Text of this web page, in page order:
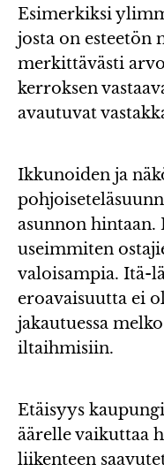
Esimerkiksi
josta on esteetön
merkittävästi
kerroksen
avautuvat
Ikkunoiden ja
asunnon hintaan.
useimmiten
valoisampia. Itä-
eroavaisuutta ei
jakautuessa
iltaihmisiin.
Etäisyys
äärelle vaikuttaa
liikenteen